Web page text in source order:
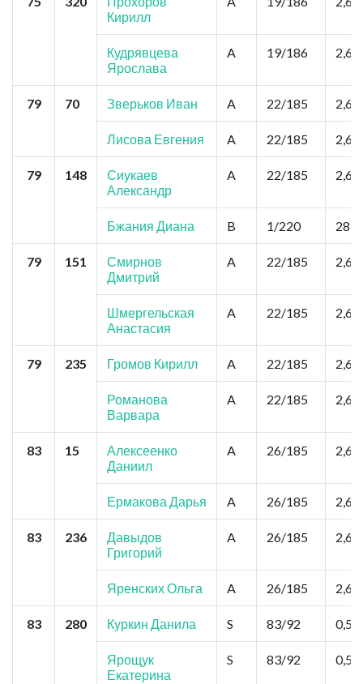
Кирилл
Кудрявцева
Ярослава
A 19/186 2,6
79 70 Зверьков Иван A 22/185 2,6
Лисова Евгения A 22/185 2,6
79 148
Сиукаев
Александр
A 22/185 2,6
Бжания Диана B 1/220 28,6
79 151
Смирнов
Дмитрий
A 22/185 2,6
Шмергельская
Анастасия
A 22/185 2,6
79 235 Громов Кирилл A 22/185 2,6
Романова
Варвара
A 22/185 2,6
83 15
Алексеенко
Даниил
A 26/185 2,6
Ермакова Дарья A 26/185 2,6
83 236
Давыдов
Григорий
A 26/185 2,6
Яренских Ольга A 26/185 2,6
83 280 Куркин Данила S 83/92 0,52
Ярощук
Екатерина
S 83/92 0,52